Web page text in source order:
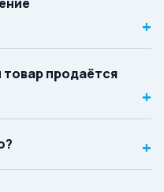
+
товар продаётся
+
+